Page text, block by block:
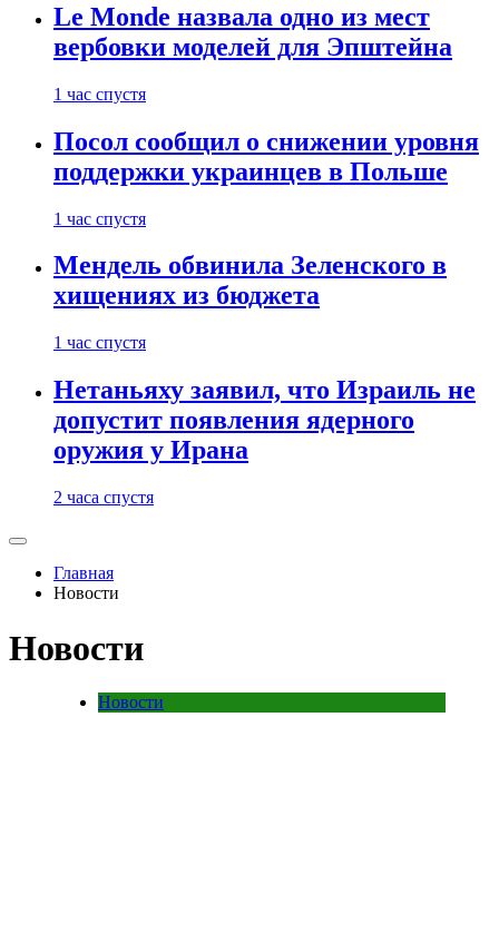
Le Monde назвала одно из мест
вербовки моделей для Эпштейна
1 час спустя
Посол сообщил о снижении уровня
поддержки украинцев в Польше
1 час спустя
Мендель обвинила Зеленского в
хищениях из бюджета
1 час спустя
Нетаньяху заявил, что Израиль не
допустит появления ядерного
оружия у Ирана
2 часа спустя
Главная
Новости
Новости
Новости